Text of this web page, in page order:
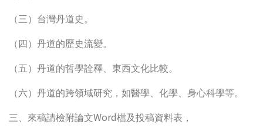
（三）台灣丹道史。
（四）丹道的歷史流變。
（五）丹道的哲學詮釋、東西文化比較。
（六）丹道的跨領域研究，如醫學、化學、身心科學等。
三、來稿請檢附論文Word檔及投稿資料表，